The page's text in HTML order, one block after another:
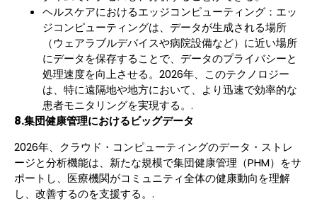
ヘルスケアにおけるエッジコンピューティング：エッ
ジコンピューティングは、データが生成される場所
（ウェアラブルデバイスや病院設備など）に近い場所
にデータを保存することで、データのプライバシーと
処理速度を向上させる。2026年、このテクノロジー
は、特に遠隔地や地方において、より迅速で効率的な
患者モニタリングを実現する。.
8.集団健康管理におけるビッグデータ
2026年、クラウド・コンピューティングのデータ・ストレ
ージと分析機能は、新たな規模で集団健康管理（PHM）をサ
ポートし、医療機関がコミュニティ全体の健康動向を理解
し、改善するのを支援する。.